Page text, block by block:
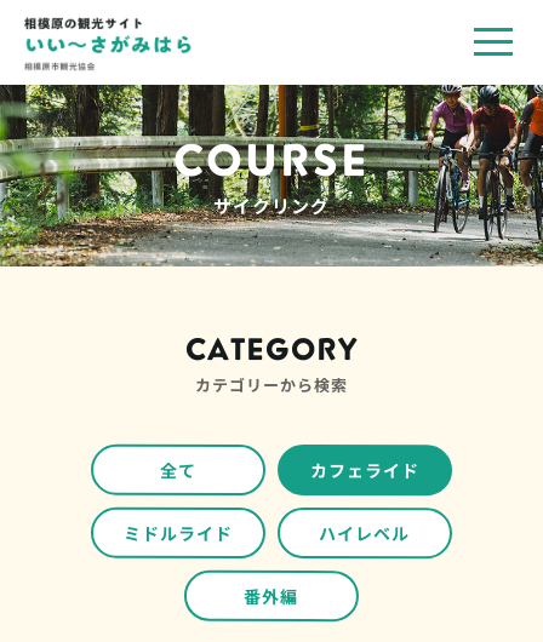
COURSE
サイクリング
CATEGORY
カテゴリーから検索
全て カフェライド
ミドルライド ハイレベル
番外編